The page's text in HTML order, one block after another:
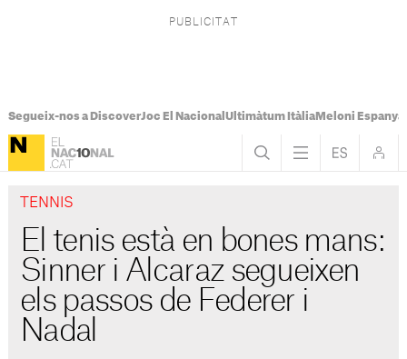
Segueix-nos a DiscoverJoc El Nacional Ultimàtum ItàliaMeloni Espanya
TENNIS
El tenis està en bones mans:
Sinner i Alcaraz segueixen
els passos de Federer i
Nadal